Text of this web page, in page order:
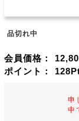
品切れ中
会員価格：
ポイント： 128
申
中